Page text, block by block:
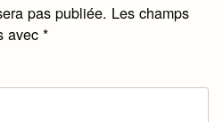
pas publiée. Les champs
avec*